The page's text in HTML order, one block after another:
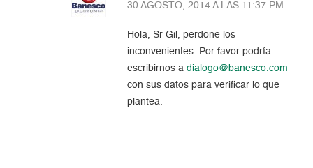
30 AGOSTO, 2014 A LAS 11:37 PM
Hola, Sr Gil, perdone los
inconvenientes. Por favor podría
escribirnos adialogo@banesco.com
con sus datos para verificar lo que
plantea.